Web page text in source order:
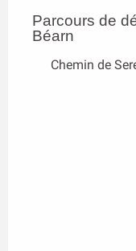
Parcours de
Béarn
Chemin de